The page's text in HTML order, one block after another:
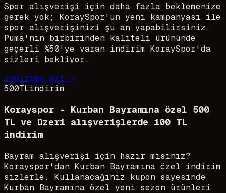
Spor alışverişi için daha fazla beklemenize
gerek yok; KoraySpor'un yeni kampanyası ile
spor alışverişinizi şu an yapabilirsiniz.
Puma'nın birbirinden kaliteli ürününde
geçerli %50'ye varan indirim KoraySpor'da
sizleri bekliyor.
indirime git →
500TLindirim
Korayspor - Kurban Bayramına özel 500
TL ve üzeri alışverişlerde 100 TL
indirim
Bayram alışverişi için hazır mısınız?
Korayspor'dan Kurban Bayramına özel indirim
sizlerle. Kullanacağınız kupon sayesinde
Kurban Bayramına özel yeni sezon ürünleri